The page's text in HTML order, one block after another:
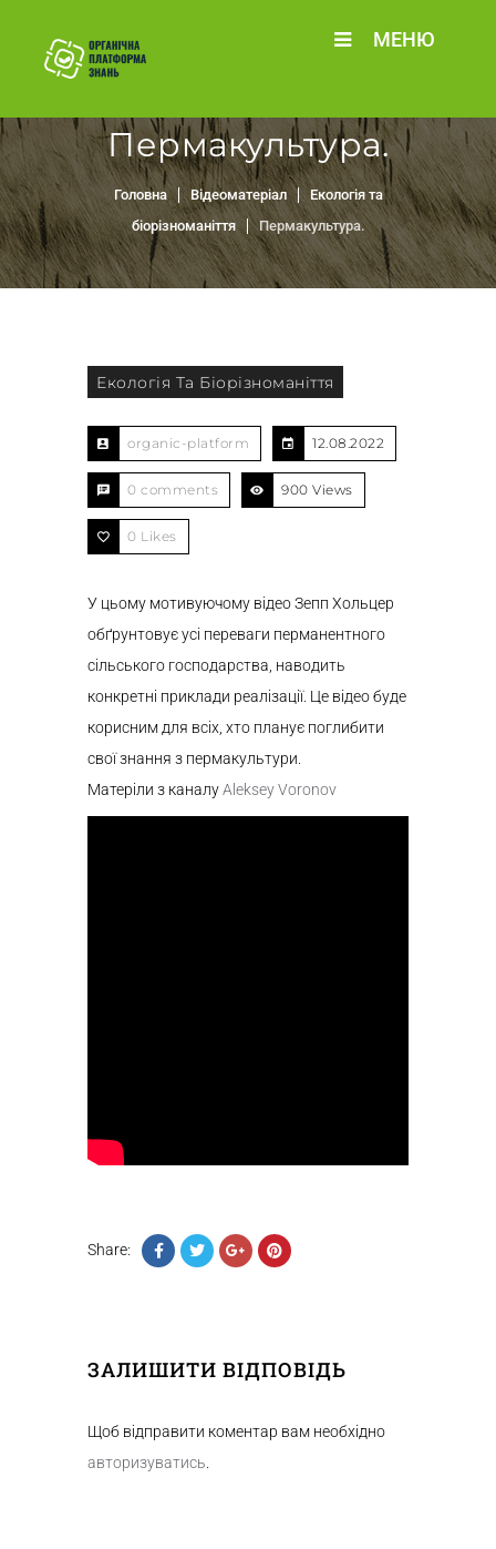
МЕНЮ
Пермакультура.
Головна Відеоматеріал
Екологія та
біорізноманіття
Пермакультура.
Екологія Та Біорізноманіття
organic-platform 12.08.2022
0 comments 900 Views
0 Likes
У цьому мотивуючому відео Зепп Хольцер
обґрунтовує усі переваги перманентного
сільського господарства, наводить
конкретні приклади реалізації. Це відео буде
корисним для всіх, хто планує поглибити
свої знання з пермакультури.
Матеріли з каналуAleksey Voronov
Share:
ЗАЛИШИТИ ВІДПОВІДЬ
Щоб відправити коментар вам необхідно
авторизуватись